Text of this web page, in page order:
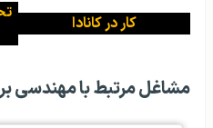
کار در کانادا
مشاغل مرتبط با مهندسی